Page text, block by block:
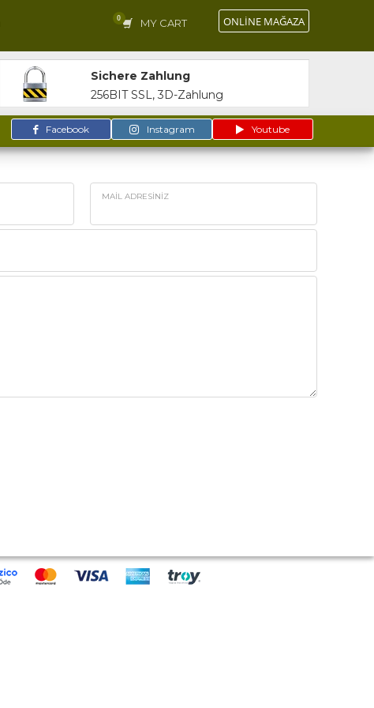
MY CART ONLİNE MAĞAZA
Sichere Zahlung
256BIT SSL, 3D-Zahlung
Facebook Instagram Youtube
MAIL ADRESINIZ